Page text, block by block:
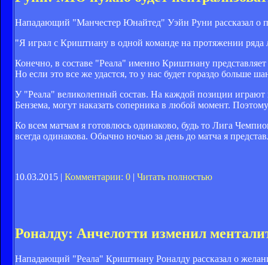
Нападающий "Манчестер Юнайтед" Уэйн Руни рассказал о
"Я играл с Криштиану в одной команде на протяжении
Конечно, в составе "Реала" именно Криштиану
Но если это все же удастся, то у нас будет гораздо больше
У "Реала" великолепный состав. На каждой позиции
Бензема, могут наказать соперника в любой момент.
Ко всем матчам я готовлюсь одинаково, будь то Лига
всегда одинакова. Обычно ночью за день до матча я
10.03.2015 | Комментарии: 0 | Читать полностью
Роналду: Анчелотти изменил
Нападающий "Реала" Криштиану Роналду рассказал о